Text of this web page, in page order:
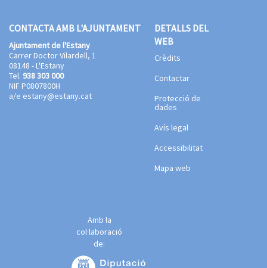
CONTACTA AMB L'AJUNTAMENT
Ajuntament de l'Estany
Carrer Doctor Vilardell, 1
08148 - L'Estany
Tel. 938 303 000
NIF P0807800H
a/e estany@estany.cat
DETALLS DEL
WEB
Crèdits
Contactar
Protecció de
dades
Avís legal
Accessibilitat
Mapa web
Amb la
col·laboració
de: